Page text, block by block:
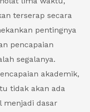
terserap secara
pentingnya
pencapaian
segalanya.
akademik,
tidak akan ada
menjadi dasar